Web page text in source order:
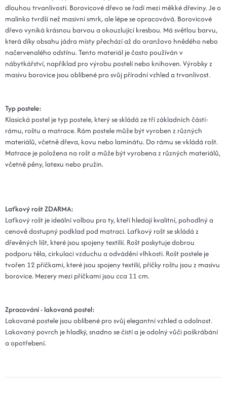
dlouhou trvanlivostí. Borovicové dřevo se řadí mezi měkké dřeviny. Je o
malinko tvrdší než masivní smrk, ale lépe se opracovává. Borovicové
dřevo vyniká krásnou barvou a okouzlující kresbou. Má světlou barvu,
která díky obsahu jádra místy přechází až do oranžovo hnědého nebo
načervenalého odstínu. Tento materiál je často používán v
nábytkářství, například pro výrobu postelí nebo knihoven. Výrobky z
masivu borovice jsou oblíbené pro svůj přírodní vzhled a trvanlivost.
Typ postele:
Klasická postel je typ postele, který se skládá ze tří základních částí:
rámu, roštu a matrace. Rám postele může být vyroben z různých
materiálů, včetně dřeva, kovu nebo laminátu. Do rámu se vkládá rošt.
Matrace je položena na rošt a může být vyrobena z různých materiálů,
včetně pěny, latexu nebo pružin.
Laťkový rošt ZDARMA:
Laťkový rošt je ideální volbou pro ty, kteří hledají kvalitní, pohodlný a
cenově dostupný podklad pod matraci. Laťkový rošt se skládá z
dřevěných lišt, které jsou spojeny textilií. Rošt poskytuje dobrou
podporu těla, cirkulaci vzduchu a odvádění vlhkosti. Rošt postele je
tvořen 12 příčkami, které jsou spojeny textilií, příčky roštu jsou z masivu
borovice. Mezery mezi příčkami jsou cca 11 cm.
Zpracování - lakovaná postel:
Lakované postele jsou oblíbené pro svůj elegantní vzhled a odolnost.
Lakovaný povrch je hladký, snadno se čistí a je odolný vůči poškrábání
a opotřebení.